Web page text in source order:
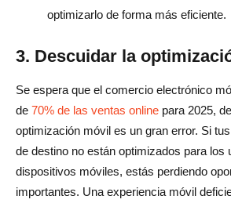
optimizarlo de forma más eficiente.
3. Descuidar la
Se espera que el comercio electrónico
de 70% de las ventas online para 2025,
optimización móvil es un gran error. Si
de destino no están optimizados para los
dispositivos móviles, estás perdiendo
importantes. Una experiencia móvil